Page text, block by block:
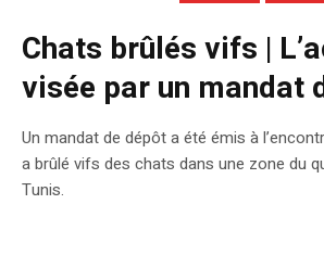
Chats brûlés vifs |
visée par un mandat
Un mandat de dépôt a été émis à
a brûlé vifs des chats dans une zone du
Tunis.